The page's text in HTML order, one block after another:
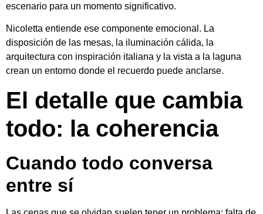
escenario para un momento significativo.
Nicoletta entiende ese componente emocional. La
disposición de las mesas, la iluminación cálida, la
arquitectura con inspiración italiana y la vista a la laguna
crean un entorno donde el recuerdo puede anclarse.
El detalle que cambia
todo: la coherencia
Cuando todo conversa
entre sí